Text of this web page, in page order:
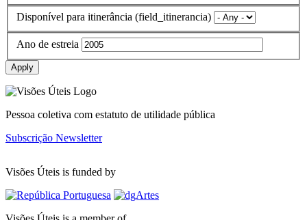
Disponível para itinerância (field_itinerancia)
Ano de estreia
Apply
Pessoa coletiva com estatuto de utilidade pública
Subscrição Newsletter
Visões Úteis is funded by